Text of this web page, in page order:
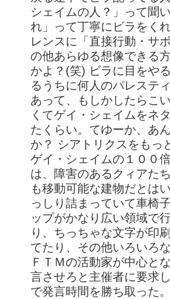
シェイムの人？」って聞
れ」って丁寧にビラをく
レンスに「直接行動・サ
の他あらゆる想像できる
かよ？(笑) ビラに目をや
るうちに何人のパレステ
あって、もしかしたらこ
くてゲイ・シェイムをネ
たくらい。てゆーか、あ
か？ シアトリクスをもっ
ゲイ・シェイムの１００
は、障害のあるクィアた
も移動可能な建物だとは
っしり詰まっていて車椅
ップがかなり広い領域で
り、ちっちゃな文字が印
てたり、その他いろいろ
ＦＴＭの活動家が中心と
言させろと主催者に要求
で発言時間を勝ち取った